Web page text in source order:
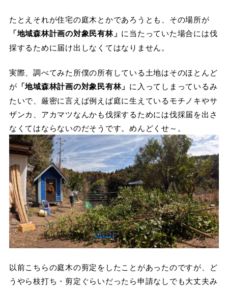
たとえそれが住宅の庭木とかであろうとも、その場所が
「地域森林計画の対象⺠有林」 に当たっていた場合には伐
採するために届け出しなくてはなりません。
実際、調べてみた所僕の所有している土地はそのほとんど
が 「地域森林計画の対象⺠有林」 に入ってしまっているみ
たいで、厳密に言えば例えば庭に生えているモチノキやサ
ザンカ、アカマツなんかも伐採するためには伐採届を出さ
なくてはならないのだそうです。めんどくせ～。
以前こちらの庭木の剪定をしたことがあったのですが、ど
うやら枝打ち・剪定ぐらいだったら申請なしでも大丈夫み